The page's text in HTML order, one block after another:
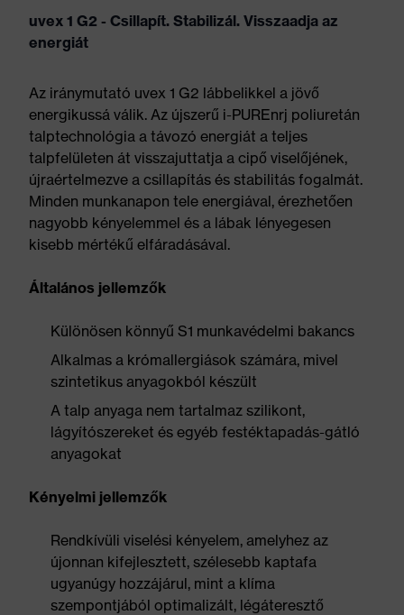
uvex 1 G2 - Csillapít. Stabilizál. Visszaadja az
energiát
Az iránymutató uvex 1 G2 lábbelikkel a jövő
energikussá válik. Az újszerű i-PUREnrj poliuretán
talptechnológia a távozó energiát a teljes
talpfelületen át visszajuttatja a cipő viselőjének,
újraértelmezve a csillapítás és stabilitás fogalmát.
Minden munkanapon tele energiával, érezhetően
nagyobb kényelemmel és a lábak lényegesen
kisebb mértékű elfáradásával.
Általános jellemzők
Különösen könnyű S1 munkavédelmi bakancs
Alkalmas a krómallergiások számára, mivel
szintetikus anyagokból készült
A talp anyaga nem tartalmaz szilikont,
lágyítószereket és egyéb festéktapadás-gátló
anyagokat
Kényelmi jellemzők
Rendkívüli viselési kényelem, amelyhez az
újonnan kifejlesztett, szélesebb kaptafa
ugyanúgy hozzájárul, mint a klíma
szempontjából optimalizált, légáteresztő